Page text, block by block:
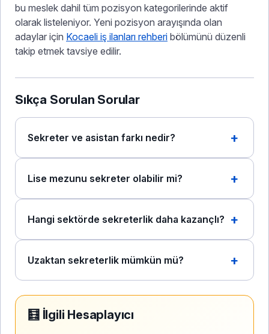
bu meslek dahil tüm pozisyon kategorilerinde aktif
olarak listeleniyor. Yeni pozisyon arayışında olan
adaylar için Kocaeli iş ilanları rehberi bölümünü düzenli
takip etmek tavsiye edilir.
Sıkça Sorulan Sorular
Sekreter ve asistan farkı nedir?
Lise mezunu sekreter olabilir mi?
Hangi sektörde sekreterlik daha kazançlı?
Uzaktan sekreterlik mümkün mü?
🧮 İlgili Hesaplayıcı